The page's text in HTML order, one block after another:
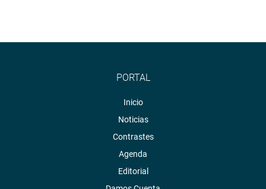
PORTAL
Inicio
Noticias
Contrastes
Agenda
Editorial